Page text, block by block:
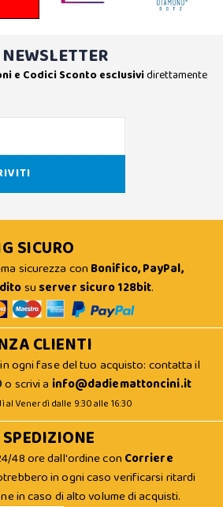
e Codici Sconto esclusividirettamente
SICURO
sicurezza con Bonifico, PayPal,
su server sicuro 128bit.
CLIENTI
ogni fase del tuo acquisto: contatta il
o scrivi a info@dadiemattoncini.it
Venerdì dalle 9:30 alle 16:30
48 ore dall'ordine con Corriere
in ogni caso verificarsi ritardi
in caso di alto volume di acquisti.